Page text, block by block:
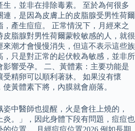
生，並非在排除毒素。 至於為何很多
連，是因為皮膚上的皮脂腺受男性荷爾
產生痘痘。 正常情況下，月經來之
脂腺對男性荷爾蒙較敏感的人，就很
來潮才會慢慢消失，但這不表示這些族
，只是對正常的起伏較為敏感，並非所
響受孕。 二、黃體素：主要功能是
精卵可以順利著牀。 如果沒有懷
黃體素下將，內膜就會崩落。
中醫師也提醒，火是會往上燒的，
炎。」，因此身體下段有問題，痘痘也
位置。 月經痘痘位置2026 例如長期